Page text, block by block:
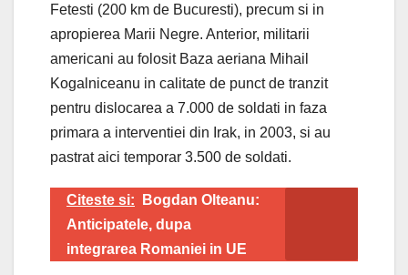
Fetesti (200 km de Bucuresti), precum si in
apropierea Marii Negre. Anterior, militarii
americani au folosit Baza aeriana Mihail
Kogalniceanu in calitate de punct de tranzit
pentru dislocarea a 7.000 de soldati in faza
primara a interventiei din Irak, in 2003, si au
pastrat aici temporar 3.500 de soldati.
Citeste si:
Bogdan Olteanu:
Anticipatele, dupa
integrarea Romaniei in UE